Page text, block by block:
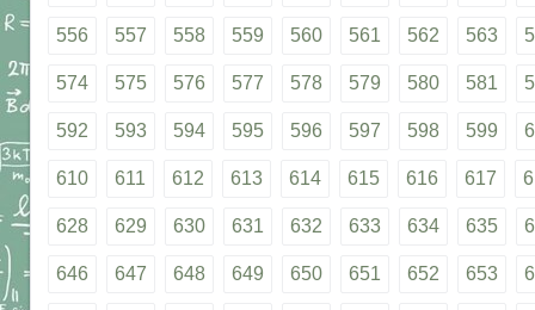
556 557 558 559 560 561 562 563
574 575 576 577 578 579 580 581
592 593 594 595 596 597 598 599
610 611 612 613 614 615 616 617
628 629 630 631 632 633 634 635
646 647 648 649 650 651 652 653